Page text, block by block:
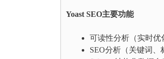
Yoast SEO主要功能
可读性分析（实时优
SEO分析（关键词、